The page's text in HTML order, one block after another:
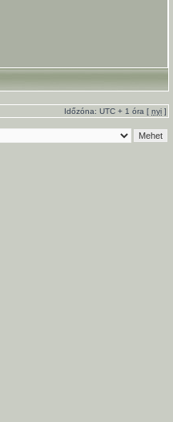
Időzóna: UTC + 1 óra [ nyi ]